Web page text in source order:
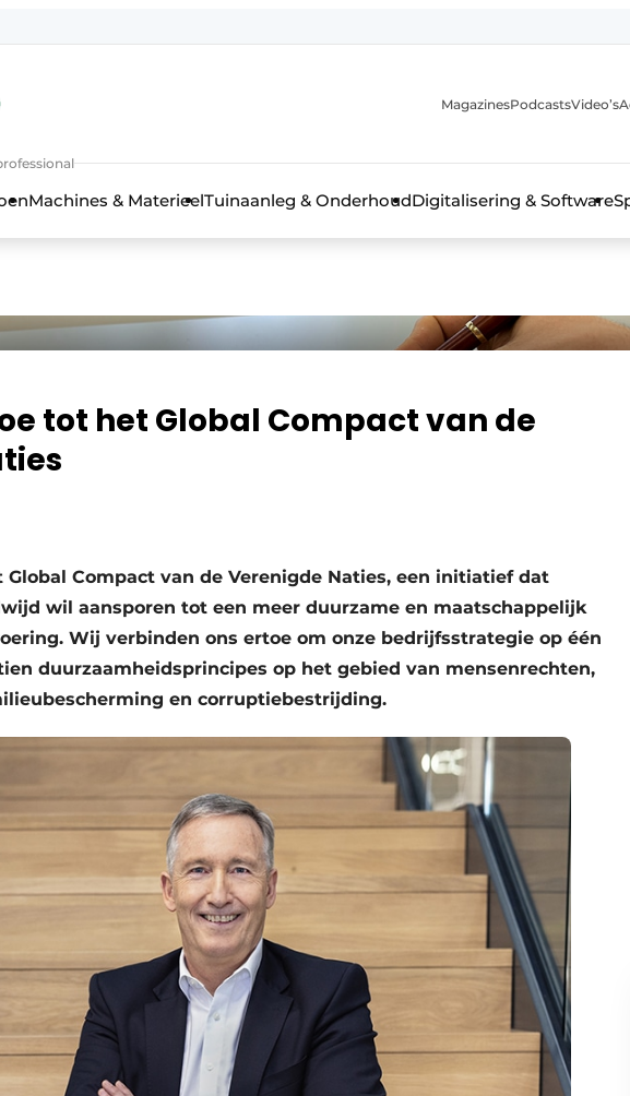
MagazinesPodcastsVideo’s
Machines & MaterieelTuinaanleg & OnderhoudDigitalisering & Software
tot het Global Compact van de
Compact van de Verenigde Naties, een initiatief dat
wil aansporen tot een meer duurzame en maatschappelijk
Wij verbinden ons ertoe om onze bedrijfsstrategie op één
duurzaamheidsprincipes op het gebied van mensenrechten,
en corruptiebestrijding.